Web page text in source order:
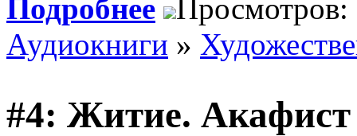
Подробнее
Просмотров:
Аудиокниги »
#4: Житие. Акафист